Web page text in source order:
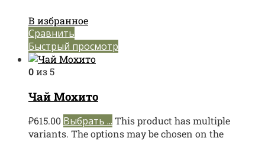
В избранное
Сравнить
Быстрый просмотр
0из 5
Чай Мохито
₽615.00 Выбрать ... This product has multiple
variants. The options may be chosen on the